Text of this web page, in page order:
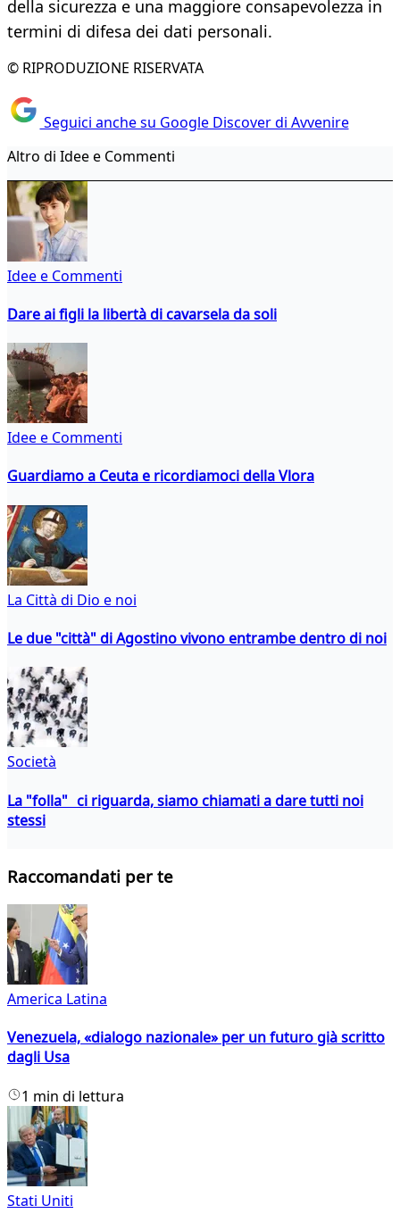
della sicurezza e una maggiore consapevolezza in
termini di difesa dei dati personali.
© RIPRODUZIONE RISERVATA
Seguici anche su Google Discover di Avvenire
Altro di Idee e Commenti
Idee e Commenti
Dare ai figli la libertà di cavarsela da soli
Idee e Commenti
Guardiamo a Ceuta e ricordiamoci della Vlora
La Città di Dio e noi
Le due "città" di Agostino vivono entrambe dentro di noi
Società
La "folla" ci riguarda, siamo chiamati a dare tutti noi
stessi
Raccomandati per te
America Latina
Venezuela, «dialogo nazionale» per un futuro già scritto
dagli Usa
1 min di lettura
Stati Uniti